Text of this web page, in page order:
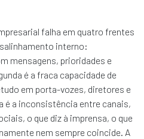
falha em quatro frentes
interno:
mensagens, prioridades e
é a fraca capacidade de
em porta-vozes, diretores e
é a inconsistência entre canais,
o que diz à imprensa, o que
nem sempre coincide. A